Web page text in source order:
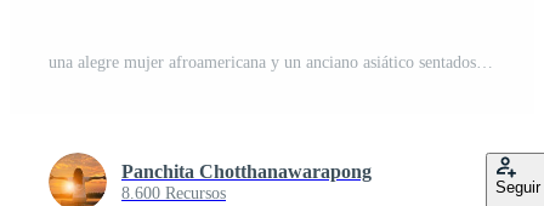
una alegre mujer afroamericana y un anciano asiático sentados relajándose en la terraza y mirando la cámara Foto Pro
Panchita Chotthanawarapong
8.600 Recursos Seguir